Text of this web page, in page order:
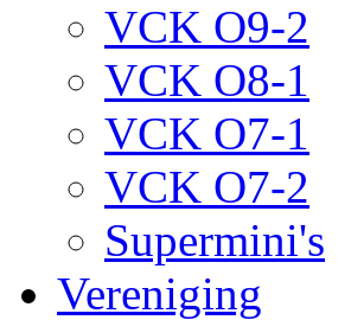
VCK O9-2
VCK O8-1
VCK O7-1
VCK O7-2
Supermini's
Vereniging